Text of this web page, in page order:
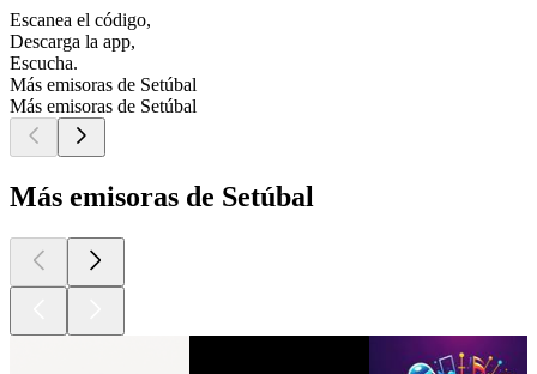
Escanea el código,
Descarga la app,
Escucha.
Más emisoras de Setúbal
Más emisoras de Setúbal
Más emisoras de Setúbal